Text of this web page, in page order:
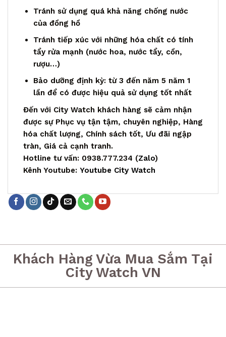
Tránh sử dụng quá khả năng chống nước
của đồng hồ
Tránh tiếp xúc với những hóa chất có tính
tẩy rửa mạnh (nước hoa, nước tẩy, cồn,
rượu…)
Bảo dưỡng định kỳ: từ 3 đến năm 5 năm 1
lần để có được hiệu quả sử dụng tốt nhất
Đến với City Watch khách hàng sẽ cảm nhận
được sự Phục vụ tận tậm, chuyên nghiệp, Hàng
hóa chất lượng, Chính sách tốt, Ưu đãi ngập
tràn, Giá cả cạnh tranh.
Hotline tư vấn: 0938.777.234 (Zalo)
Kênh Youtube: Youtube City Watch
Khách Hàng Vừa Mua Sắm Tại
City Watch VN